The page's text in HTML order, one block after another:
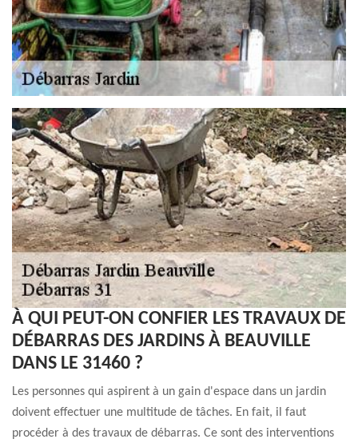
À QUI PEUT-ON CONFIER LES TRAVAUX DE
DÉBARRAS DES JARDINS À BEAUVILLE
DANS LE 31460 ?
Les personnes qui aspirent à un gain d'espace dans un jardin
doivent effectuer une multitude de tâches. En fait, il faut
procéder à des travaux de débarras. Ce sont des interventions